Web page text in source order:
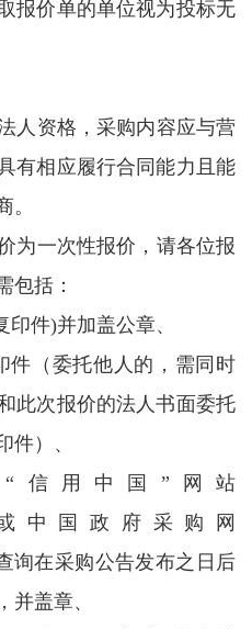
报价单的单位视为投标无
人资格，采购内容应与营
有相应履行合同能力且能
。
为一次性报价，请各位报
包括：
印件)并加盖公章、
件（委托他人的，需同时
此次报价的法人书面委托
件）、
信用中国”网站
中国政府采购网
询在采购公告发布之日后
并盖章、